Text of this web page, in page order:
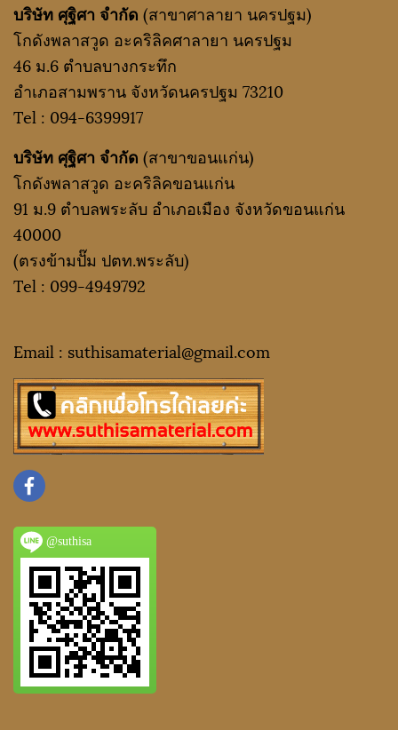
บริษัท ศุฐิศา จำกัด (สาขาศาลายา นครปฐม)
โกดังพลาสวูด อะคริลิคศาลายา นครปฐม
46 ม.6 ตำบลบางกระทึก
อำเภอสามพราน จังหวัดนครปฐม 73210
Tel : 094-6399917
บริษัท ศุฐิศา จำกัด (สาขาขอนแก่น)
โกดังพลาสวูด อะคริลิคขอนแก่น
91 ม.9 ตำบลพระลับ อำเภอเมือง จังหวัดขอนแก่น
40000
(ตรงข้ามปั๊ม ปตท.พระลับ)
Tel : 099-4949792
Email : suthisamaterial@gmail.com
@suthisa